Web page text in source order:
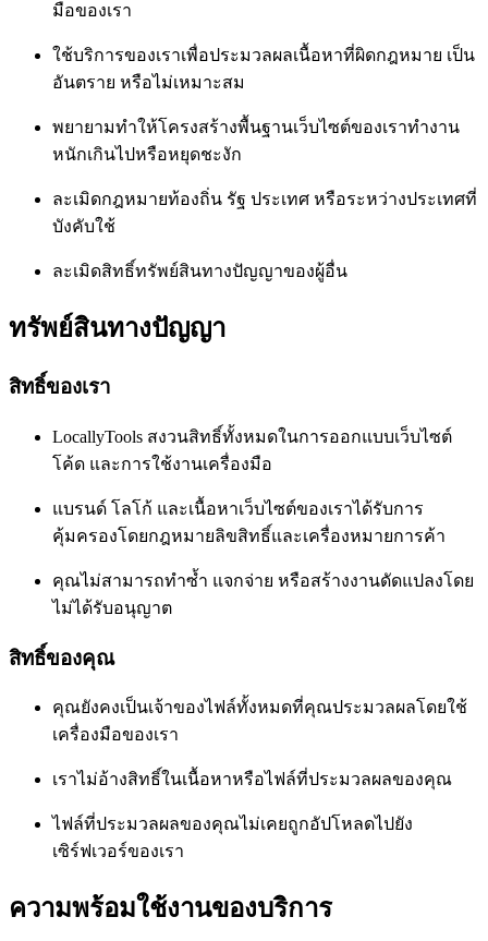
มือของเรา
ใช้บริการของเราเพื่อประมวลผลเนื้อหาที่ผิดกฎหมาย เป็น
อันตราย หรือไม่เหมาะสม
พยายามทำให้โครงสร้างพื้นฐานเว็บไซต์ของเราทำงาน
หนักเกินไปหรือหยุดชะงัก
ละเมิดกฎหมายท้องถิ่น รัฐ ประเทศ หรือระหว่างประเทศที่
บังคับใช้
ละเมิดสิทธิ์ทรัพย์สินทางปัญญาของผู้อื่น
ทรัพย์สินทางปัญญา
สิทธิ์ของเรา
LocallyTools สงวนสิทธิ์ทั้งหมดในการออกแบบเว็บไซต์
โค้ด และการใช้งานเครื่องมือ
แบรนด์ โลโก้ และเนื้อหาเว็บไซต์ของเราได้รับการ
คุ้มครองโดยกฎหมายลิขสิทธิ์และเครื่องหมายการค้า
คุณไม่สามารถทำซ้ำ แจกจ่าย หรือสร้างงานดัดแปลงโดย
ไม่ได้รับอนุญาต
สิทธิ์ของคุณ
คุณยังคงเป็นเจ้าของไฟล์ทั้งหมดที่คุณประมวลผลโดยใช้
เครื่องมือของเรา
เราไม่อ้างสิทธิ์ในเนื้อหาหรือไฟล์ที่ประมวลผลของคุณ
ไฟล์ที่ประมวลผลของคุณไม่เคยถูกอัปโหลดไปยัง
เซิร์ฟเวอร์ของเรา
ความพร้อมใช้งานของบริการ